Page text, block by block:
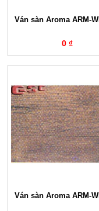
Ván sàn Aroma ARM-
0 ₫
Ván sàn Aroma ARM-